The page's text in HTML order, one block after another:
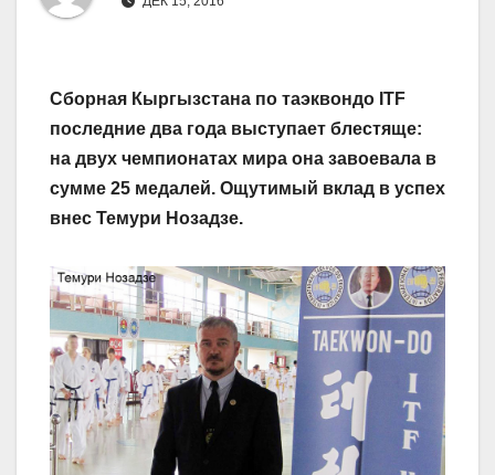
Сборная Кыргызстана по таэквондо ITF
последние два года выступает блестяще:
на двух чемпионатах мира она завоевала в
сумме 25 медалей. Ощутимый вклад в успех
внес Темури Нозадзе.